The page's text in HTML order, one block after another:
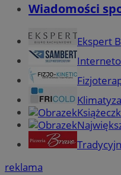
Wiadomości
Ekspert
reklama